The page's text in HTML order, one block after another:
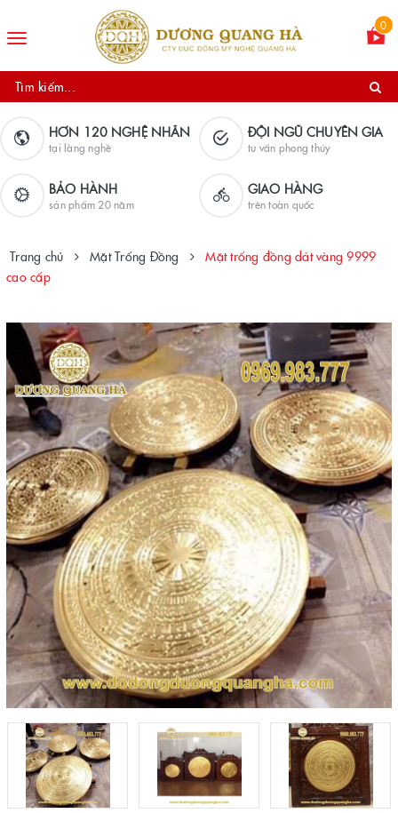
Toggle
0
HƠN 120 NGHỆ NHÂN
tại làng nghề
ĐỘI NGŨ CHUYÊN GIA
tư vấn phong thủy
BẢO HÀNH
sản phẩm 20 năm
GIAO HÀNG
trên toàn quốc
Trang chủ Mặt Trống Đồng
Mặt trống đồng dát vàng 9999
cao cấp